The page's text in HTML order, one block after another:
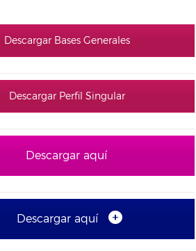
Descargar Bases Generales
Descargar Perfil Singular
Descargar aquí
Descargar aquí